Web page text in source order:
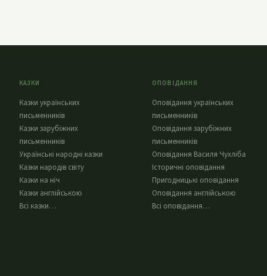
КАЗКИ
Казки українських
письменників
Казки зарубіжних
письменників
Українські народні казки
Казки народів світу
Казки на ніч
Казки англійською
Всі казки…
ОПОВІДАННЯ
Оповідання українських
письменників
Оповідання зарубіжних
письменників
Оповідання Василя Чухліба
Історичні оповідання
Пригодницькі оповідання
Оповідання англійською
Всі оповідання…